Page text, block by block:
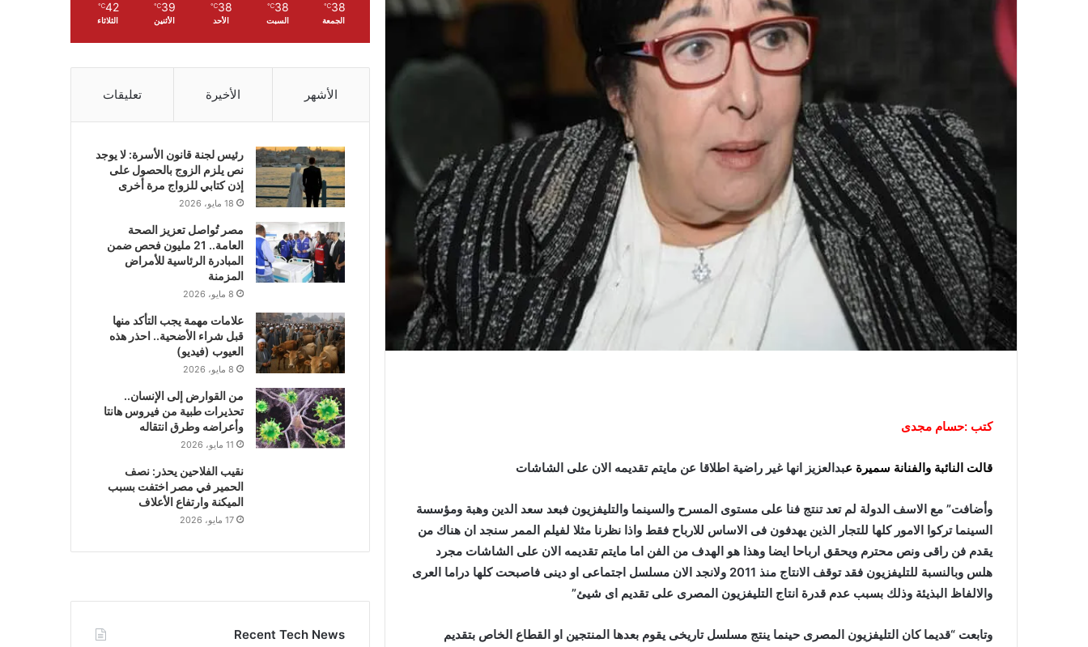
كتب :حسام مجدى
قالت النائبة والفنانة سميرة عبدالعزيز انها غير راضية اطلاقا عن مايتم تقديمه الان على الشاشات
وأضافت” مع الاسف الدولة لم تعد تنتج فنا على مستوى المسرح والسينما والتليفزيون فبعد سعد الدين وهبة ومؤسسة
السينما تركوا الامور كلها للتجار الذين يهدفون فى الاساس للارباح فقط واذا نظرنا مثلا لفيلم الممر سنجد ان هناك من
يقدم فن راقى ونص محترم ويحقق ارباحا ايضا وهذا هو الهدف من الفن اما مايتم تقديمه الان على الشاشات مجرد
هلس وبالنسبة للتليفزيون فقد توقف الانتاج منذ 2011 ولانجد الان مسلسل اجتماعى او دينى فاصبحت كلها دراما العرى
والالفاظ البذيئة وذلك بسبب عدم قدرة انتاج التليفزيون المصرى على تقديم اى شيئ”
وتابعت “قديما كان التليفزيون المصرى حينما ينتج مسلسل تاريخى يقوم بعدها المنتجين او القطاع الخاص بتقديم
38
℃
الجمعة
38
℃
السبت
38
℃
الأحد
39
℃
الأثنين
42
℃
الثلاثاء
الأشهر الأخيرة تعليقات
رئيس لجنة قانون الأسرة: لا يوجد
نص يلزم الزوج بالحصول على
إذن كتابي للزواج مرة أخرى
18 مايو، 2026
مصر تُواصل تعزيز الصحة
العامة.. 21 مليون فحص ضمن
المبادرة الرئاسية للأمراض
المزمنة
8 مايو، 2026
علامات مهمة يجب التأكد منها
قبل شراء الأضحية.. احذر هذه
العيوب (فيديو)
8 مايو، 2026
من القوارض إلى الإنسان..
تحذيرات طبية من فيروس هانتا
وأعراضه وطرق انتقاله
11 مايو، 2026
نقيب الفلاحين يحذر: نصف
الحمير في مصر اختفت بسبب
الميكنة وارتفاع الأعلاف
17 مايو، 2026
Recent Tech News